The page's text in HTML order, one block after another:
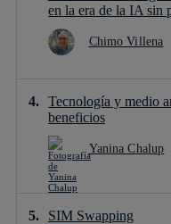
en la era de la IA sin
Chimo Villena
Tecnología y medio
beneficios
Yanina Chalup
SIM Swapping